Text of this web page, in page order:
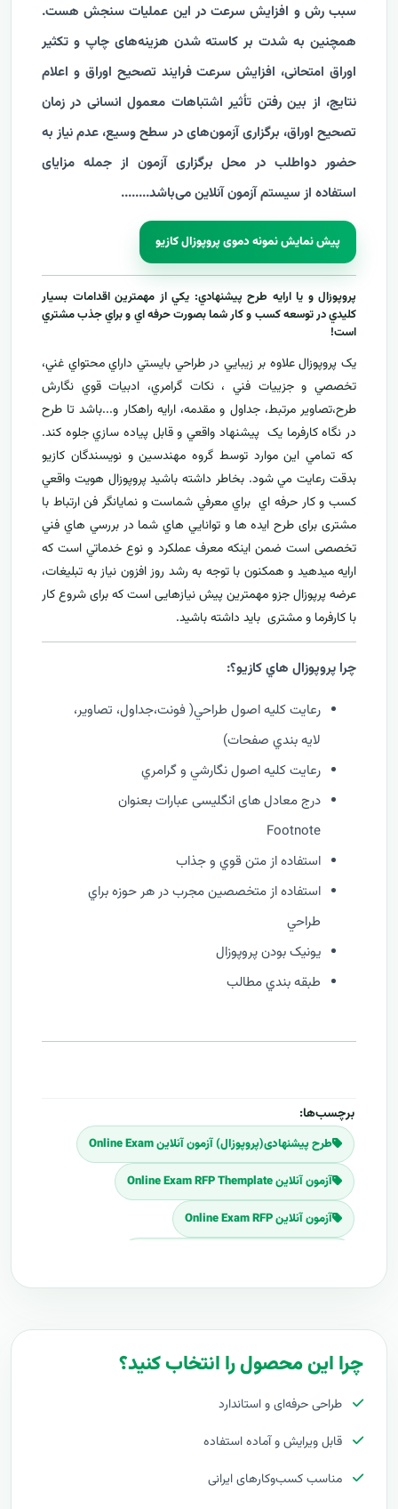
سبب رش و افزایش سرعت در این عملیات سنجش هست.
همچنین به شدت بر کاسته شدن هزینه‌های چاپ و تکثیر
اوراق امتحانی، افزایش سرعت فرایند تصحیح اوراق و اعلام
نتایج، از بین رفتن تأثیر اشتباهات معمول انسانی در زمان
تصحیح اوراق، برگزاری آزمون‌های در سطح وسیع، عدم نیاز به
حضور دواطلب در محل برگزاری آزمون از جمله مزایای
استفاده از سیستم آزمون آنلاین می‌باشد....
....
پیش نمایش نمونه دموی پروپوزال کازیو
پروپوزال و يا ارايه طرح پيشنهادي: يکي از مهمترين اقدامات بسيار
کليدي در توسعه کسب و کار شما بصورت حرفه اي و براي جذب مشتري
است!
يک پروپوزال علاوه بر زيبايي در طراحي بايستي داراي محتواي غني،
تخصصي و جزييات فني ، نکات گرامري، ادبيات قوي نگارش
طرح،تصاوير مرتبط، جداول و مقدمه، ارایه راهکار و...باشد تا طرح
در نگاه کارفرما يک پيشنهاد واقعي و قابل پياده سازي جلوه کند.
که تمامي اين موارد توسط گروه مهندسين و نويسندگان کازيو
بدقت رعايت مي شود. بخاطر داشته باشيد پروپوزال هويت واقعي
کسب و کار حرفه اي براي معرفيشماست و نمایانگر فن ارتباط با
مشتری برای طرح ايده ها و توانايي هاي شما در بررسي هاي فني
تخصصی است ضمن اینکه معرف عملکرد و نوع خدماتي است که
ارايه ميدهید و همکنون با توجه به رشد روز افزون نياز به تبليغات،
عرضه پرپوزال جزو مهمترين پیش نیازهایی است که برای شروع کار
با کارفرما و مشتری بايد داشته باشيد.
چرا پروپوزال هاي کازيو؟:
رعايت کليه اصول طراحي( فونت،جداول، تصاوير،
لايه بندي صفحات)
رعايت کليه اصول نگارشي و گرامري
درج معادل های انگلیسی عبارات بعنوان
Footnote
استفاده از متن قوي و جذاب
استفاده از متخصصين مجرب در هر حوزه براي
طراحي
يونيک بودن پروپوزال
طبقه بندي مطالب
برچسب‌ها:
طرح پیشنهادی(پروپوزال) آزمون آنلاین Online Exam
آزمون آنلاین Online Exam RFP Themplate
آزمون آنلاین Online Exam RFP
برنامه پروپوزال آزمون آنلاین Online Exam
پلان پروپوزال آزمون آنلاین Online Exam
قیمت اجرای آزمون آنلاین Online Exam
هزینه طراحی آزمون آنلاین Online Exam
برآورد قیمت آزمون آنلاین Online Exam
هزینه اجرای آزمون آنلاین Online Exam
چرا این محصول را انتخاب کنید؟
طراحی حرفه‌ای و استاندارد
قابل ویرایش و آماده استفاده
مناسب کسب‌وکارهای ایرانی